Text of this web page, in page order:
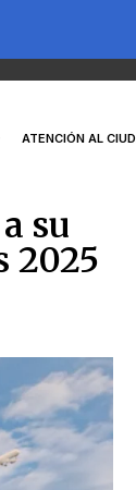
ATENCIÓN AL
su
2025